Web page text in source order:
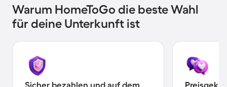
Warum HomeToGo die beste Wahl
für deine Unterkunft ist
Sicher bezahlen und auf dem